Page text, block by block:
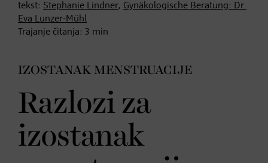
tekst: Stephanie Lindner, Gynäkologische Beratung: Dr.
Eva Lunzer-Mühl
Trajanje čitanja: 3 min
IZOSTANAK MENSTRUACIJE
Razlozi za
izostanak